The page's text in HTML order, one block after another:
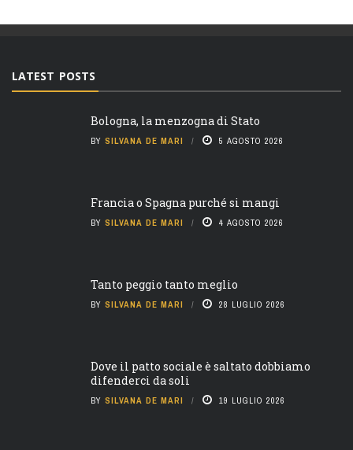
LATEST POSTS
Bologna, la menzogna di Stato
BY SILVANA DE MARI 5 AGOSTO 2026
Francia o Spagna purché si mangi
BY SILVANA DE MARI 4 AGOSTO 2026
Tanto peggio tanto meglio
BY SILVANA DE MARI 28 LUGLIO 2026
Dove il patto sociale è saltato dobbiamo
difenderci da soli
BY SILVANA DE MARI 19 LUGLIO 2026